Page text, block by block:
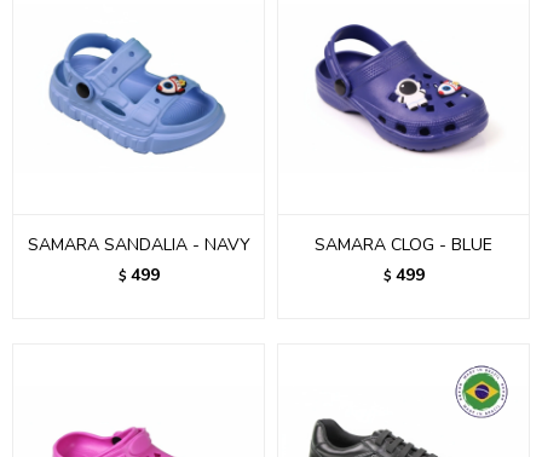
SAMARA SANDALIA - NAVY
$ 499
SAMARA CLOG - BLUE
$ 499